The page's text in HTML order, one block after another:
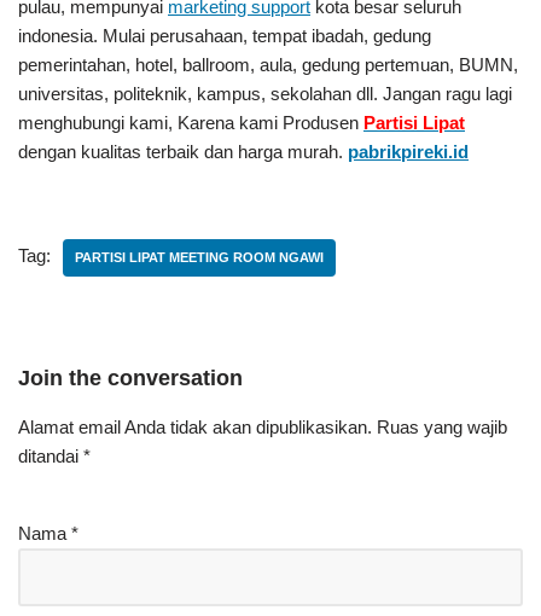
pulau, mempunyai marketing support kota besar seluruh
indonesia. Mulai perusahaan, tempat ibadah, gedung
pemerintahan, hotel, ballroom, aula, gedung pertemuan, BUMN,
universitas, politeknik, kampus, sekolahan dll. Jangan ragu lagi
menghubungi kami, Karena kami Produsen Partisi Lipat
dengan kualitas terbaik dan harga murah. pabrikpireki.id
Tag: PARTISI LIPAT MEETING ROOM NGAWI
Join the conversation
Alamat email Anda tidak akan dipublikasikan. Ruas yang wajib
ditandai *
Nama *